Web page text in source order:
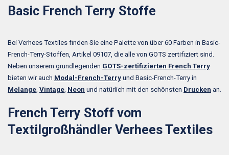
Basic French Terry Stoffe
Bei Verhees Textiles finden Sie eine Palette von über 60 Farben in Basic-
French-Terry-Stoffen, Artikel 09107, die alle von GOTS zertifiziert sind.
Neben unserem grundlegenden GOTS-zertifizierten French Terry
bieten wir auch Modal-French-Terry und Basic-French-Terry in
Melange, Vintage, Neon und natürlich mit den schönsten Drucken an.
French Terry Stoff vom
Textilgroßhändler Verhees Textiles